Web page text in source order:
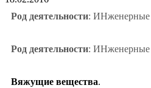
Род деятельности: ИНженерные
Род деятельности: ИНженерные
Вяжущие вещества.